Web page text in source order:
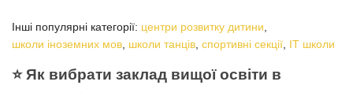
Інші популярні категорії: центри розвитку дитини
школи іноземних мов школи танців спортивні секції ІТ школи
⭐️ Як вибрати заклад вищої освіти в